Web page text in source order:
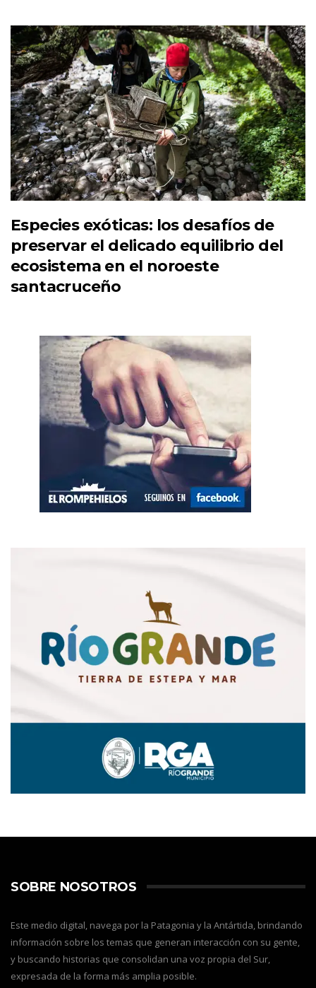
Especies exóticas: los desafíos de
preservar el delicado equilibrio del
ecosistema en el noroeste
santacruceño
SOBRE NOSOTROS
Este medio digital, navega por la Patagonia y la Antártida, brindando
información sobre los temas que generan interacción con su gente,
y buscando historias que consolidan una voz propia del Sur,
expresada de la forma más amplia posible.